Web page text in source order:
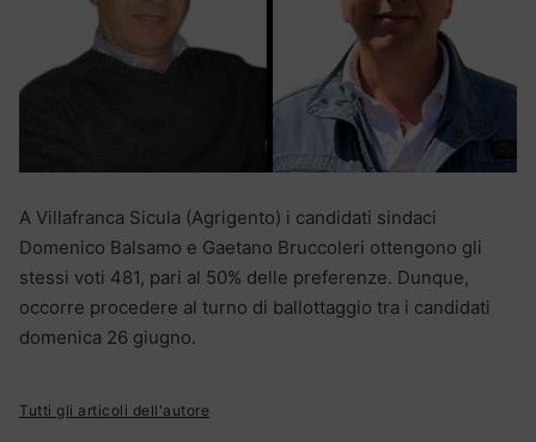
A Villafranca Sicula (Agrigento) i candidati sindaci
Domenico Balsamo e Gaetano Bruccoleri ottengono gli
stessi voti 481, pari al 50% delle preferenze. Dunque,
occorre procedere al turno di ballottaggio tra i candidati
domenica 26 giugno.
Tutti gli articoli dell'autore